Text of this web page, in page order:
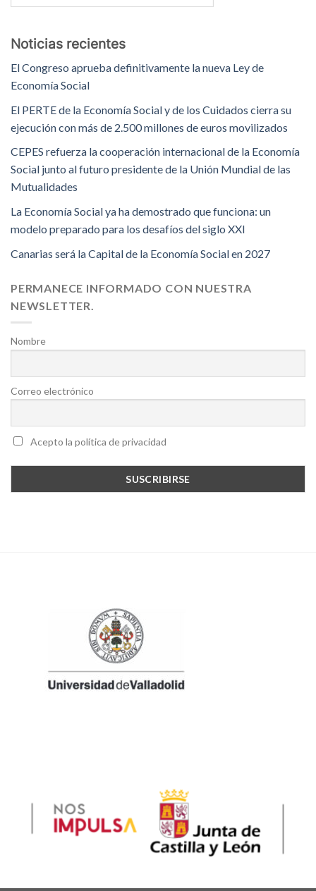
Noticias recientes
El Congreso aprueba definitivamente la nueva Ley de
Economía Social
El PERTE de la Economía Social y de los Cuidados cierra su
ejecución con más de 2.500 millones de euros movilizados
CEPES refuerza la cooperación internacional de la Economía
Social junto al futuro presidente de la Unión Mundial de las
Mutualidades
La Economía Social ya ha demostrado que funciona: un
modelo preparado para los desafíos del siglo XXI
Canarias será la Capital de la Economía Social en 2027
PERMANECE INFORMADO CON NUESTRA
NEWSLETTER.
Nombre
Correo electrónico
Acepto la política de privacidad